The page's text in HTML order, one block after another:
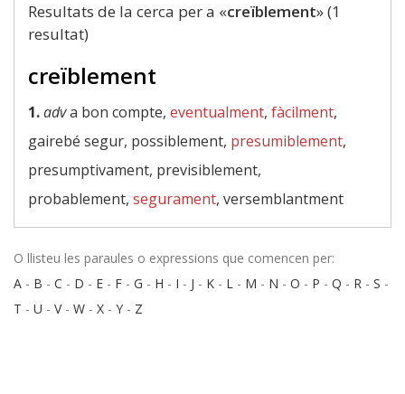
Resultats de la cerca per a «creïblement» (1
resultat)
creïblement
1.adva bon compte, eventualment, fàcilment,
gairebé segur, possiblement, presumiblement,
presumptivament, previsiblement,
probablement, segurament, versemblantment
O llisteu les paraules o expressions que comencen per:
A - B - C - D - E - F - G - H - I - J - K - L - M - N - O - P - Q - R - S -
T - U - V- W - X - Y - Z